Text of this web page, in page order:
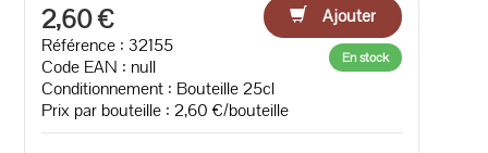
2,60 €
Ajouter
Référence : 32155
Code EAN : null
Conditionnement : Bouteille 25cl
Prix par bouteille : 2,60 €/bouteille
En stock